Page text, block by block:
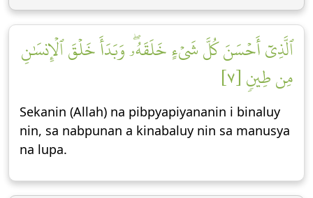
ٱلَّذِيٓ أَحۡسَنَ كُلَّ شَيۡءٍ خَلَقَهُۥۖ وَبَدَأَ خَلۡقَ ٱلۡإِنسَٰنِ
مِن طِينٖ [٧]
Sekanin (Allah) na pibpyapiyananin i binaluy
nin, sa nabpunan a kinabaluy nin sa manusya
na lupa.